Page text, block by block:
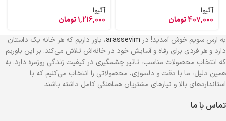
آگیوا
407,000تومان
آگیوا
1,216,000تومان
به ارس سویم خوش آمدید! در arassevim، باور داریم که هر خانه یک داستان
دارد و هر فردی برای رفاه و آسایش خود در خانه‌اش تلاش می‌کند. بر این باوریم
که انتخاب محصولات مناسب، تاثیر چشمگیری در کیفیت زندگی روزمره دارد. به
همین دلیل، ما با دقت و دلسوزی، محصولاتی را انتخاب می‌کنیم که با
استانداردهای بالا و نیازهای مشتریان هماهنگی کامل داشته باشند
تماس با ما